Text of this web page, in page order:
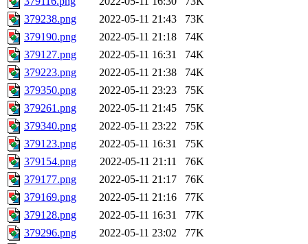
379238.png
2022-05-11 21:43
73K
379190.png
2022-05-11 21:18
74K
379127.png
2022-05-11 16:31
74K
379223.png
2022-05-11 21:38
74K
379350.png
2022-05-11 23:23
75K
379261.png
2022-05-11 21:45
75K
379340.png
2022-05-11 23:22
75K
379123.png
2022-05-11 16:31
75K
379154.png
2022-05-11 21:11
76K
379177.png
2022-05-11 21:17
76K
379169.png
2022-05-11 21:16
77K
379128.png
2022-05-11 16:31
77K
379296.png
2022-05-11 23:02
77K